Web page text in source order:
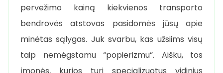
pervežimo kainą kiekvienos transporto
bendrovės atstovas pasidomės jūsų apie
minėtas sąlygas. Juk svarbu, kas užsiims visų
taip nemėgstamu “popierizmu”. Aišku, tos
įmonės, kurios turi specializuotus vidinius